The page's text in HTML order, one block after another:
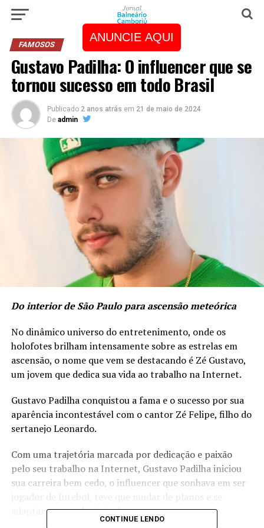
ANUNCIE AQUI
FAMOSOS
Gustavo Padilha: O influencer que se
tornou sucesso em todo Brasil
Publicado 2 anos atrás em 21 de maio de 2024
De admin
Do interior de São Paulo para ascensão meteórica
No dinâmico universo do entretenimento, onde os
holofotes brilham intensamente sobre as estrelas em
ascensão, o nome que vem se destacando é Zé Gustavo,
um jovem que dedica sua vida ao trabalho na Internet.
Gustavo Padilha conquistou a fama e o sucesso por sua
aparência incontestável com o cantor Zé Felipe, filho do
sertanejo Leonardo.
Com uma trajetória marcada por dedicação e paixão
pelo seu trabalho na Internet, Gustavo Padilha iniciou
sua carreira bem cedo, o influencer que sonhava em ser
jogador de futebol, teve que mudar de planos e se
adaptar ao mundo virtual.
CONTINUE LENDO